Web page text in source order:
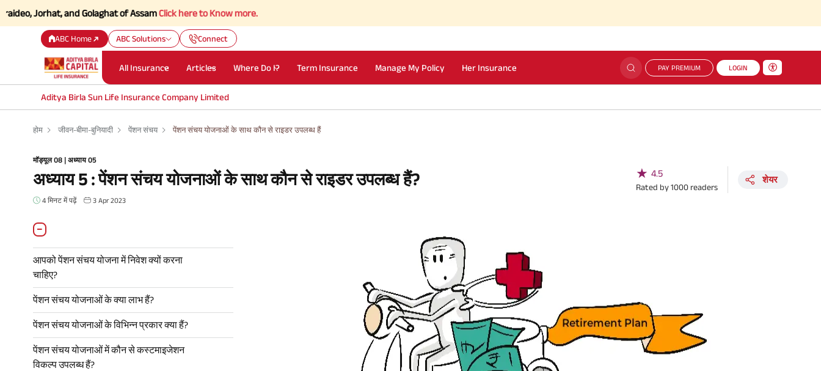
and Golaghat of AssamClick here to Know more.
ABC Home ABC Solutions Connect
All Insurance Articles Where Do I? Term Insurance Manage My Policy Her Insurance PAY PREMIUM LOGIN
Aditya Birla Sun Life Insurance Company Limited
होम जीवन-बीमा-बुनियादी पेंशन संचय पेंशन संचय योजनाओं के साथ कौन से राइडर उपलब्ध हैं
मॉड्यूल 08 | अध्याय 05
अध्याय 5 : पेंशन संचय योजनाओं के साथ कौन से राइडर उपलब्ध हैं?
4 मिनट में पढ़ें 3 Apr 2023
★ 4.5
Rated by 1000 readers
शेयर
आपको पेंशन संचय योजना में निवेश क्यों करना
चाहिए?
पेंशन संचय योजनाओं के क्या लाभ हैं?
पेंशन संचय योजनाओं के विभिन्न प्रकार क्या हैं?
पेंशन संचय योजनाओं में कौन से कस्टमाइजेशन
विकल्प उपलब्ध हैं?